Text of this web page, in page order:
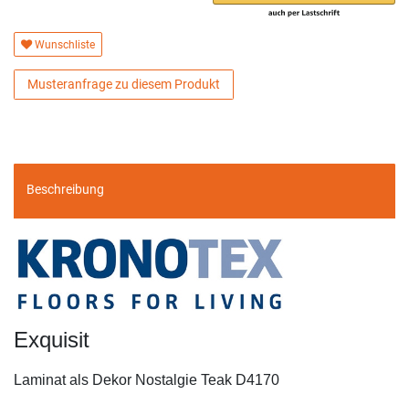
Wunschliste
Musteranfrage zu diesem Produkt
Beschreibung
Exquisit
Laminat als Dekor Nostalgie Teak D4170